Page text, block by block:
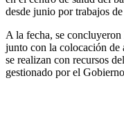
desde junio por trabajos
A la fecha, se concluyeron
junto con la colocación de
se realizan con recursos
gestionado por el